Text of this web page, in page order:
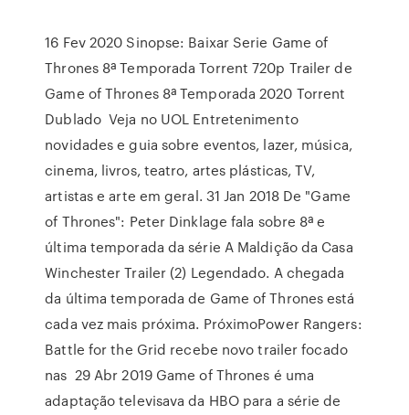
16 Fev 2020 Sinopse: Baixar Serie Game of
Thrones 8ª Temporada Torrent 720p Trailer de
Game of Thrones 8ª Temporada 2020 Torrent
Dublado Veja no UOL Entretenimento
novidades e guia sobre eventos, lazer, música,
cinema, livros, teatro, artes plásticas, TV,
artistas e arte em geral. 31 Jan 2018 De "Game
of Thrones": Peter Dinklage fala sobre 8ª e
última temporada da série A Maldição da Casa
Winchester Trailer (2) Legendado. A chegada
da última temporada de Game of Thrones está
cada vez mais próxima. PróximoPower Rangers:
Battle for the Grid recebe novo trailer focado
nas 29 Abr 2019 Game of Thrones é uma
adaptação televisava da HBO para a série de